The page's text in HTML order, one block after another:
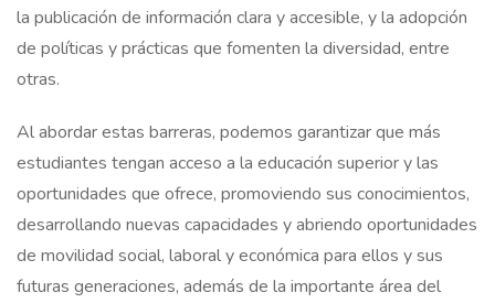
la publicación de información clara y accesible, y la adopción
de políticas y prácticas que fomenten la diversidad, entre
otras.
Al abordar estas barreras, podemos garantizar que más
estudiantes tengan acceso a la educación superior y las
oportunidades que ofrece, promoviendo sus conocimientos,
desarrollando nuevas capacidades y abriendo oportunidades
de movilidad social, laboral y económica para ellos y sus
futuras generaciones, además de la importante área del